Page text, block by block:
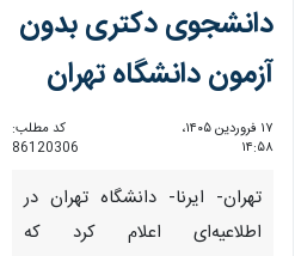
دانشجوی دکتری بدون
آزمون دانشگاه تهران
۱۷ فروردین ۱۴۰۵،
۱۴:۵۸
کد مطلب:
86120306